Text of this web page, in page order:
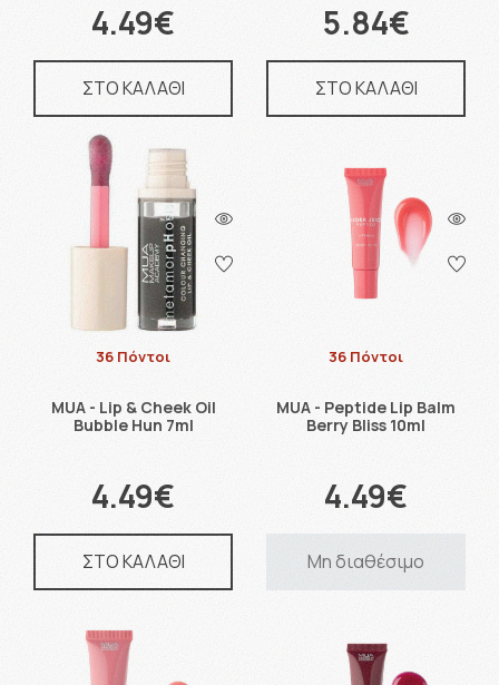
4.49€
ΣΤΟ ΚΑΛΑΘΙ
5.84€
ΣΤΟ ΚΑΛΑΘΙ
36 Πόντοι
MUA - Lip & Cheek Oil
Bubble Hun 7ml
4.49€
ΣΤΟ ΚΑΛΑΘΙ
36 Πόντοι
MUA - Peptide Lip Balm
Berry Bliss 10ml
4.49€
Μη διαθέσιμο